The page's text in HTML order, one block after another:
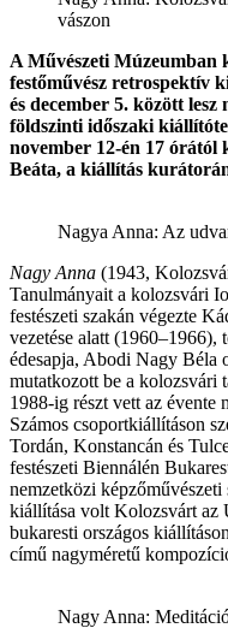
vászon
A Művészeti Múzeumban
festőművész retrospektív
és december 5. között
földszinti időszaki
november 12-én 17 órától
Beáta, a kiállítás
Nagya Anna: Az
Nagy Anna (1943,
Tanulmányait a kolozsvári
festészeti szakán végezte
vezetése alatt (1960–1966),
édesapja, Abodi Nagy Béla
mutatkozott be a kolozsvári
1988-ig részt vett az évente
Számos csoportkiállításon
Tordán, Konstancán és
festészeti Biennálén
nemzetközi
kiállítása volt Kolozsvárt az
bukaresti országos
című nagyméretű
Nagy Anna: